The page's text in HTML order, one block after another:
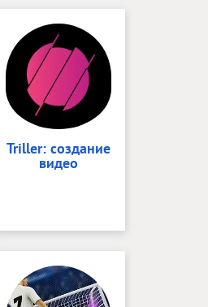
Triller: создание
видео